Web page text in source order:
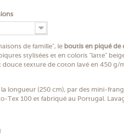
de famille", le boutis en piqué de
stylisées et en coloris "latte"
douce texture de coton lavé en 450
longueur (250 cm), par des mini-
Tex 100 et fabriqué au Portugal.